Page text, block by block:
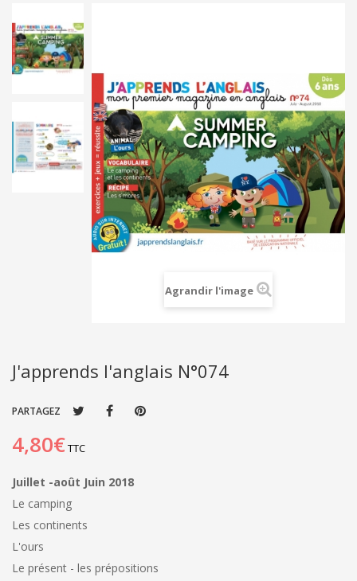
Agrandir l'image
J'apprends l'anglais N°074
PARTAGEZ
4,80€TTC
Juillet -août Juin 2018
Le camping
Les continents
L'ours
Le présent - les prépositions